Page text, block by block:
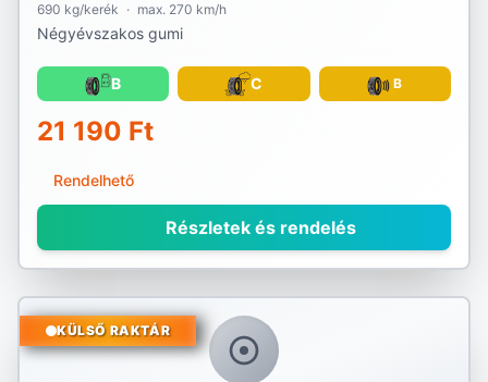
690 kg/kerék · max. 270 km/h
Négyévszakos gumi
B C B
21 190 Ft
Rendelhető
Részletek és rendelés
KÜLSŐ RAKTÁR